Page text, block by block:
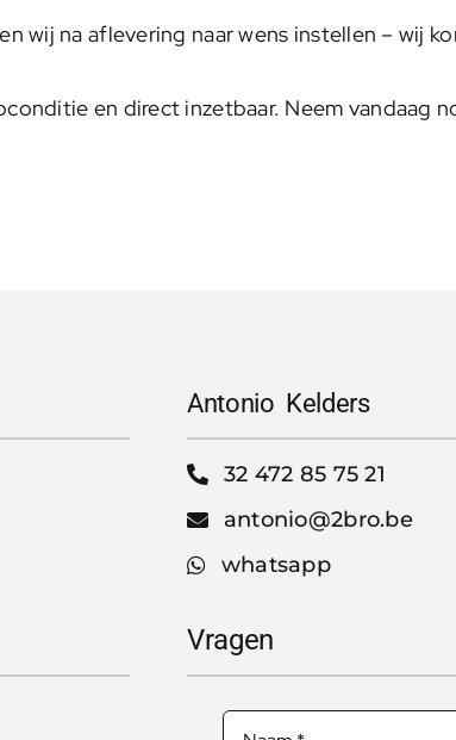
wij na aflevering naar wens instellen – wij
en direct inzetbaar. Neem vandaag
Antonio Kelders
32 472 85 75 21
antonio@2bro.be
whatsapp
Vragen